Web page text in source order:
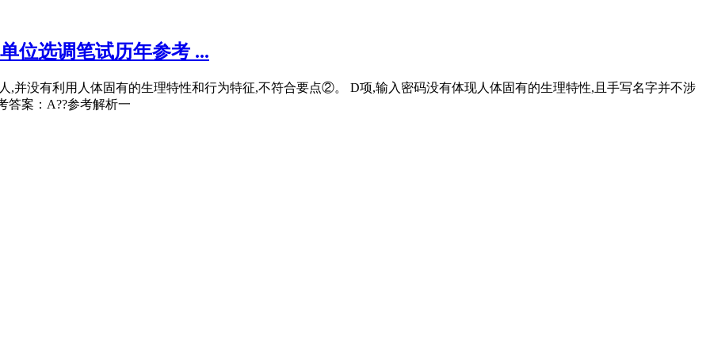
位选调笔试历年参考 ...
,并没有利用人体固有的生理特性和行为特征,不符合要点②。 D项,输入密码没有体现人体固有的生理特性,且手写名字并不涉
答案：A??参考解析一